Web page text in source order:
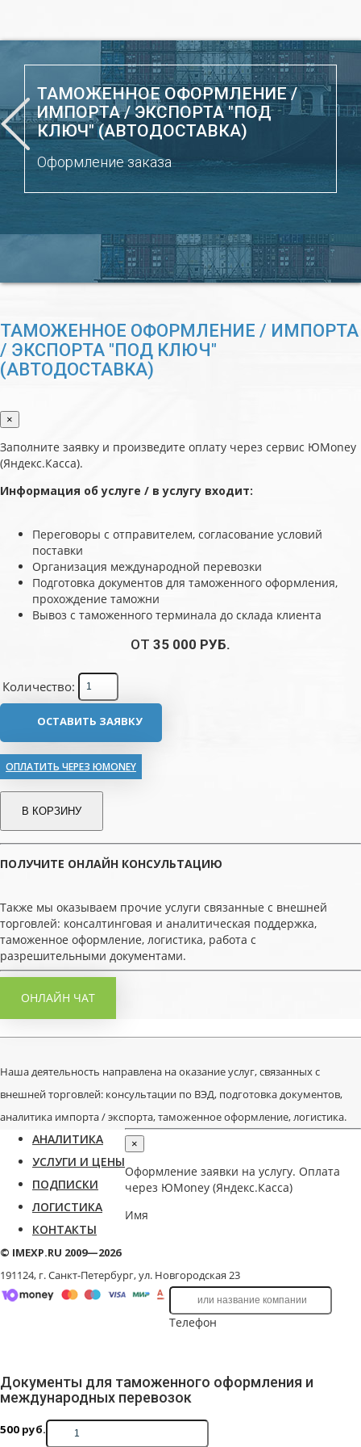
ТАМОЖЕННОЕ ОФОРМЛЕНИЕ /
ИМПОРТА / ЭКСПОРТА "ПОД
КЛЮЧ" (АВТОДОСТАВКА)
Оформление заказа
ТАМОЖЕННОЕ ОФОРМЛЕНИЕ / ИМПОРТА
/ ЭКСПОРТА "ПОД КЛЮЧ"
(АВТОДОСТАВКА)
×
Заполните заявку и произведите оплату через сервис ЮMoney
(Яндекс.Касса).
Информация об услуге / в услугу входит:
Переговоры с отправителем, согласование условий
поставки
Организация международной перевозки
Подготовка документов для таможенного оформления,
прохождение таможни
Вывоз с таможенного терминала до склада клиента
ОТ 35 000 РУБ.
Количество:
ОСТАВИТЬ ЗАЯВКУ
ОПЛАТИТЬ ЧЕРЕЗ ЮMONEY
В КОРЗИНУ
ПОЛУЧИТЕ ОНЛАЙН КОНСУЛЬТАЦИЮ
Также мы оказываем прочие услуги связанные с внешней
торговлей: консалтинговая и аналитическая поддержка,
таможенное оформление, логистика, работа с
разрешительными документами.
ОНЛАЙН ЧАТ
Наша деятельность направлена на оказание услуг, связанных с
внешней торговлей: консультации по ВЭД, подготовка документов,
аналитика импорта / экспорта, таможенное оформление, логистика.
АНАЛИТИКА
УСЛУГИ И ЦЕНЫ
ПОДПИСКИ
ЛОГИСТИКА
КОНТАКТЫ
© IMEXP.RU 2009—2026
191124, г. Санкт-Петербург,ул. Новгородская 23
×
Оформление заявки на услугу. Оплата
через ЮMoney (Яндекс.Касса)
Документы для таможенного оформления и
международных перевозок
500 руб.
Имя
Телефон